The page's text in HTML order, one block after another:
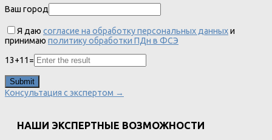
Ваш город
Я даю согласие на обработку персональных данныхи
принимаю политику обработки ПДн в ФСЭ
13+11 =
Консультация с экспертом →
НАШИ ЭКСПЕРТНЫЕ ВОЗМОЖНОСТИ